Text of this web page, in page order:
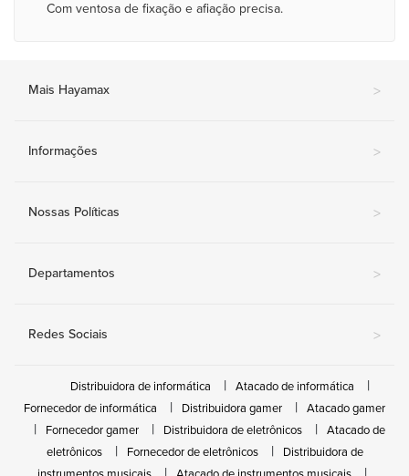
Com ventosa de fixação e afiação precisa.
Mais Hayamax >
Informações >
Nossas Políticas >
Departamentos >
Redes Sociais >
Distribuidora de informática
Atacado de informática
Fornecedor de informática
Distribuidora gamer
Atacado gamer
Fornecedor gamer
Distribuidora de eletrônicos
Atacado de
eletrônicos
Fornecedor de eletrônicos
Distribuidora de